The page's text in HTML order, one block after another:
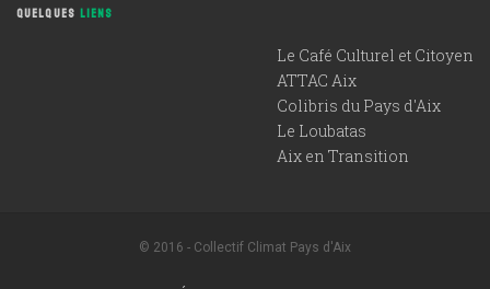
QUELQUES LIENS
Le Café Culturel et Citoyen
ATTAC Aix
Colibris du Pays d'Aix
Le Loubatas
Aix en Transition
© 2016 - Collectif Climat Pays d'Aix